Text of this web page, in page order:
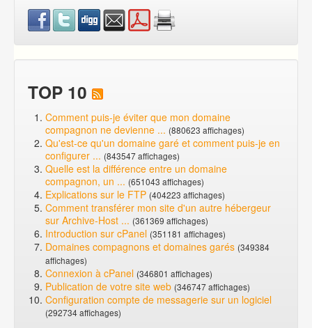
TOP 10
Comment puis-je éviter que mon domaine
compagnon ne devienne ... (880623 affichages)
Qu'est-ce qu'un domaine garé et comment puis-je en
configurer ... (843547 affichages)
Quelle est la différence entre un domaine
compagnon, un ... (651043 affichages)
Explications sur le FTP (404223 affichages)
Comment transférer mon site d'un autre hébergeur
sur Archive-Host ... (361369 affichages)
Introduction sur cPanel (351181 affichages)
Domaines compagnons et domaines garés (349384
affichages)
Connexion à cPanel (346801 affichages)
Publication de votre site web (346747 affichages)
Configuration compte de messagerie sur un logiciel
(292734 affichages)